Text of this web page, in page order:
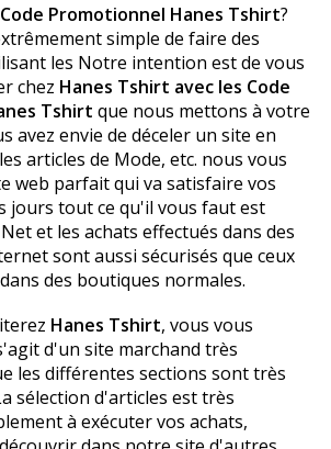
Code Promotionnel Hanes Tshirt?
simple de faire des
les Notre intention est de vous
chez Hanes Tshirt avec les Code
Tshirt que nous mettons à votre
avez envie de déceler un site en
articles de Mode, etc. nous vous
web parfait qui va satisfaire vos
jours tout ce qu'il vous faut est
et les achats effectués dans des
sont aussi sécurisés que ceux
des boutiques normales.
Hanes Tshirt, vous vous
d'un site marchand très
les différentes sections sont très
sélection d'articles est très
à exécuter vos achats,